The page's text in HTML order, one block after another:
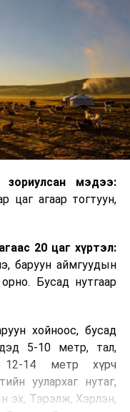
мэдээ:
цаг агаар тогтуун,
20 цаг хүртэл:
баруун аймгуудын
Бусад нутгаар
хойноос, бусад
5-10 метр, тал,
12-14 метр хүрч
уулархаг нутаг,
эх, Тэрэлж, Хэрлэн,